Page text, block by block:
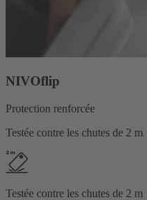
NIVOflip
Protection renforcée
Testée contre les chutes de 2 m
Testée contre les chutes de 2 m